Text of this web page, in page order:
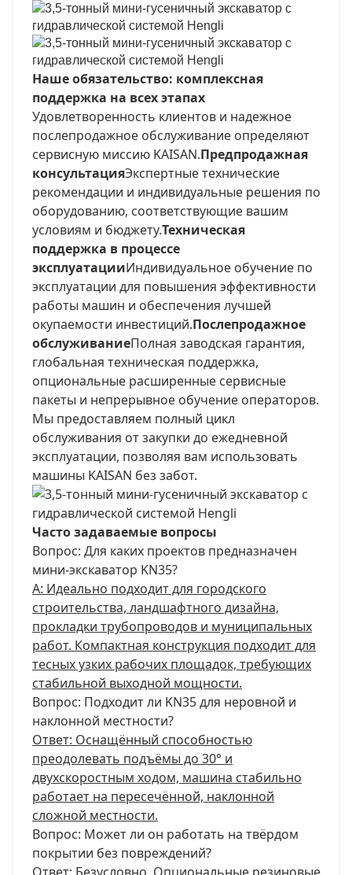
Наше обязательство: комплексная
поддержка на всех этапах
Удовлетворенность клиентов и надежное
послепродажное обслуживание определяют
сервисную миссию KAISAN.Предпродажная
консультацияЭкспертные технические
рекомендации и индивидуальные решения по
оборудованию, соответствующие вашим
условиям и бюджету.Техническая
поддержка в процессе
эксплуатацииИндивидуальное обучение по
эксплуатации для повышения эффективности
работы машин и обеспечения лучшей
окупаемости инвестиций.Послепродажное
обслуживаниеПолная заводская гарантия,
глобальная техническая поддержка,
опциональные расширенные сервисные
пакеты и непрерывное обучение операторов.
Мы предоставляем полный цикл
обслуживания от закупки до ежедневной
эксплуатации, позволяя вам использовать
машины KAISAN без забот.
Часто задаваемые вопросы
Вопрос: Для каких проектов предназначен
мини-экскаватор KN35?
A: Идеально подходит для городского
строительства, ландшафтного дизайна,
прокладки трубопроводов и муниципальных
работ. Компактная конструкция подходит для
тесных узких рабочих площадок, требующих
стабильной выходной мощности.
Вопрос: Подходит ли KN35 для неровной и
наклонной местности?
Ответ: Оснащённый способностью
преодолевать подъёмы до 30° и
двухскоростным ходом, машина стабильно
работает на пересечённой, наклонной
сложной местности.
Вопрос: Может ли он работать на твёрдом
покрытии без повреждений?